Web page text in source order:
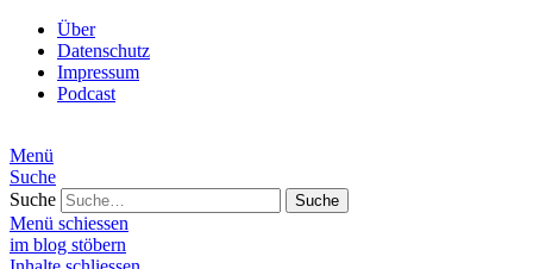
Über
Datenschutz
Impressum
Podcast
Menü
Suche
Suche
Menü schiessen
im blog stöbern